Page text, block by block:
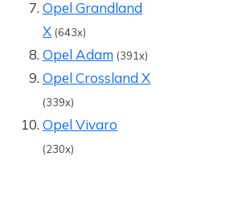
Opel Grandland
X (643x)
Opel Adam (391x)
Opel Crossland X
(339x)
Opel Vivaro
(230x)